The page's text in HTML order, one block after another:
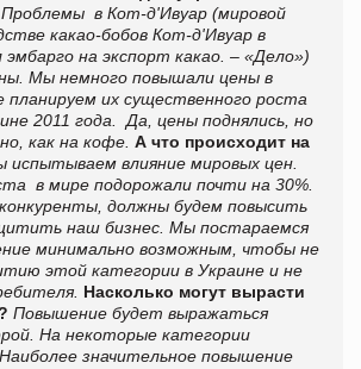
в Кот-д'Ивуар (мировой
какао-бобов Кот-д'Ивуар в
эмбарго на экспорт какао. – «Дело»)
Мы немного повышали цены в
планируем их существенного роста
2011 года. Да, цены поднялись, но
как на кофе. А что происходит на
испытываем влияние мировых цен.
в мире подорожали почти на 30%.
должны будем повысить
наш бизнес. Мы постараемся
минимально возможным, чтобы не
этой категории в Украине и не
Насколько могут вырасти
Повышение будет выражаться
На некоторые категории
значительное повышение